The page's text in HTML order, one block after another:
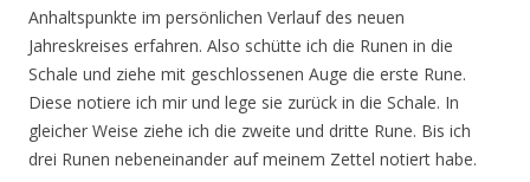
Anhaltspunkte im persönlichen Verlauf des neuen
Jahreskreises erfahren. Also schütte ich die Runen in die
Schale und ziehe mit geschlossenen Auge die erste Rune.
Diese notiere ich mir und lege sie zurück in die Schale. In
gleicher Weise ziehe ich die zweite und dritte Rune. Bis ich
drei Runen nebeneinander auf meinem Zettel notiert habe.